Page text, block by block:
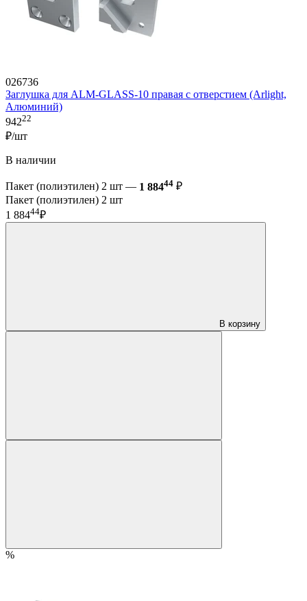
026736
Заглушка для ALM-GLASS-10 правая с отверстием (Arlight,
Алюминий)
94222
₽/шт
В наличии
Пакет (полиэтилен) 2 шт — 1 88444 ₽
Пакет (полиэтилен) 2 шт
1 88444₽
В корзину
%